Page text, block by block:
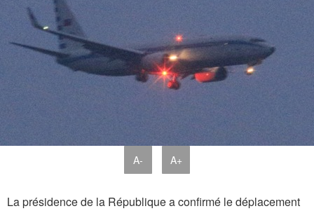
A- A+
La présidence de la République a confirmé le déplacement